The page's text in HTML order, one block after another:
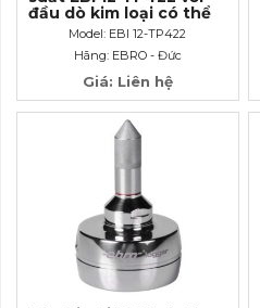
đầu dò kim loại có thể
uốn cong dài 40mm và
Model: EBI 12-TP422
Hãng: EBRO - Đức
Giá: Liên hệ